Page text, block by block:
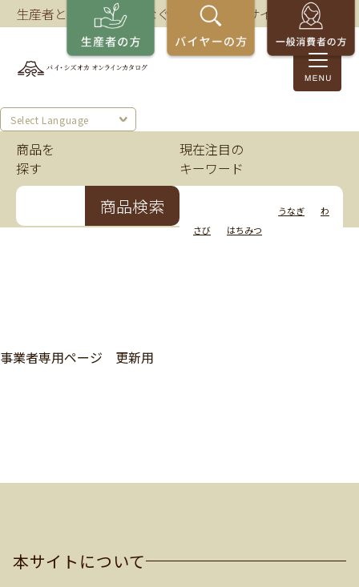
生産者とバイヤーをつなぐ、静岡の商談サイト。
Select Language
商品を
探す
商品検索
現在注目の
キーワード
うなぎ
わ
さび
はちみつ
事業者専用ページ 更新用
本サイトについて